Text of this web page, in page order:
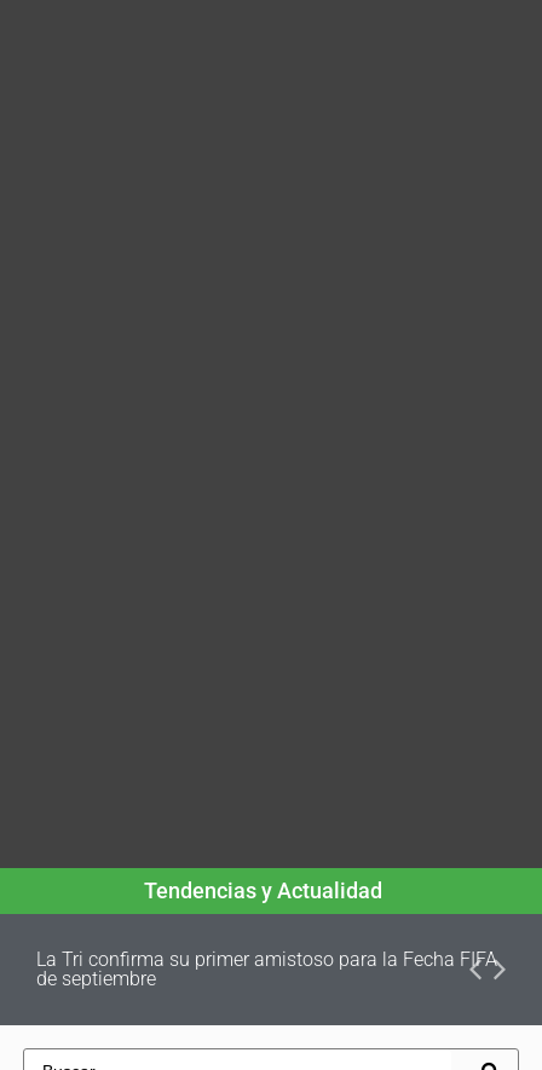
Tendencias y Actualidad
La Tri confirma su primer amistoso para la Fecha FIFA
de septiembre